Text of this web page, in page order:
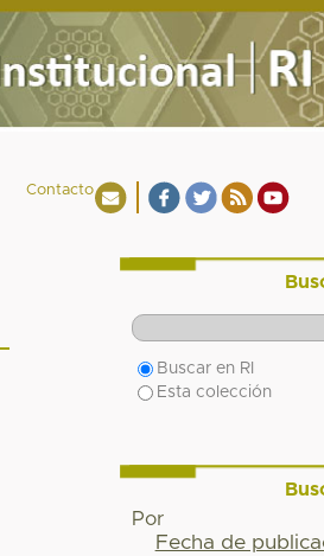
Contacto
Buscar en RI
Esta colección
Por
Fecha de